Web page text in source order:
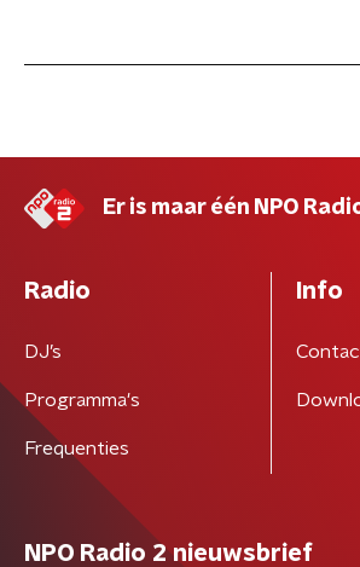
Er is maar één NPO
Radio
DJ’s
Programma's
Frequenties
Info
NPO Radio 2 nieuwsbrief